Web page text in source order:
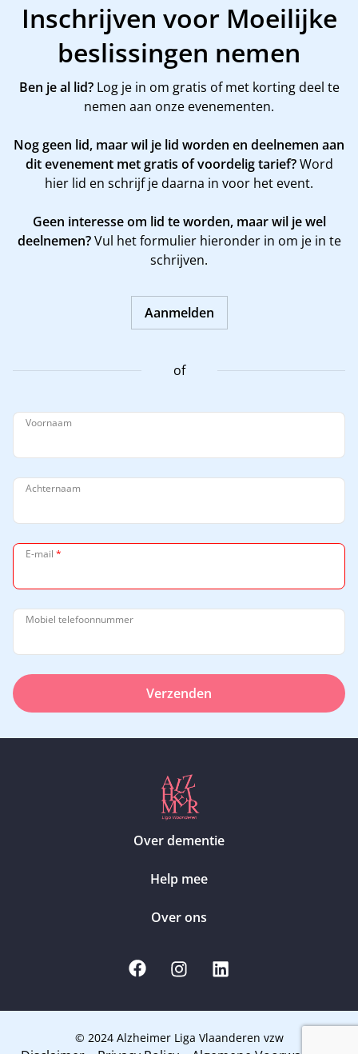
Inschrijven voor Moeilijke
beslissingen nemen
Ben je al lid?Log je in om gratis of met korting deel te
nemen aan onze evenementen.
Nog geen lid, maar wil je lid worden en deelnemen aan
dit evenement met gratis of voordelig tarief?Word
hier lid en schrijf je daarna in voor het event.
Geen interesse om lid te worden, maar wil je wel
deelnemen?Vul het formulier hieronder in om je in te
schrijven.
Aanmelden
of
Voornaam
Achternaam
E-mail *
Mobiel telefoonnummer
Verzenden
Over dementie
Help mee
Over ons
© 2024 Alzheimer Liga Vlaanderen vzw